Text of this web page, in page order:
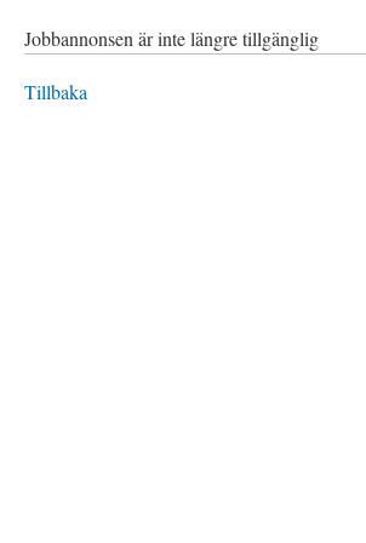
Jobbannonsen är inte längre tillgänglig
Tillbaka